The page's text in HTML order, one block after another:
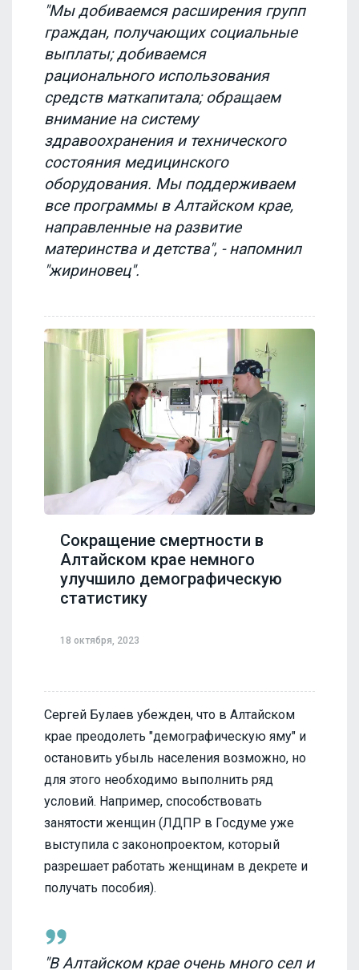
"Мы добиваемся расширения групп
граждан, получающих социальные
выплаты; добиваемся
рационального использования
средств маткапитала; обращаем
внимание на систему
здравоохранения и технического
состояния медицинского
оборудования. Мы поддерживаем
все программы в Алтайском крае,
направленные на развитие
материнства и детства", - напомнил
"жириновец".
Сокращение смертности в
Алтайском крае немного
улучшило демографическую
статистику
18 октября, 2023
Сергей Булаев убежден, что в Алтайском
крае преодолеть "демографическую яму" и
остановить убыль населения возможно, но
для этого необходимо выполнить ряд
условий. Например, способствовать
занятости женщин (ЛДПР в Госдуме уже
выступила с законопроектом, который
разрешает работать женщинам в декрете и
получать пособия).
"В Алтайском крае очень много сел и